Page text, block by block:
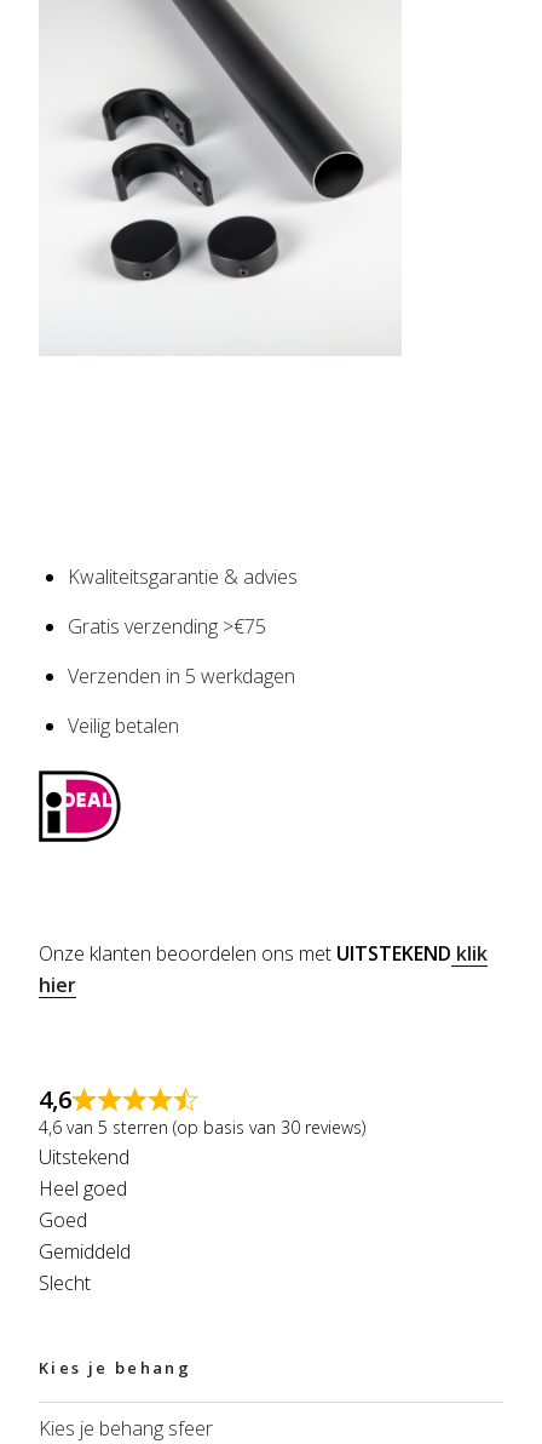
Kwaliteitsgarantie & advies
Gratis verzending >€75
Verzenden in 5 werkdagen
Veilig betalen
Onze klanten beoordelen ons met UITSTEKEND klik
hier
4,6
4,6 van 5 sterren (op basis van 30 reviews)
Uitstekend
Heel goed
Goed
Gemiddeld
Slecht
Kies je behang
Kies je behang sfeer